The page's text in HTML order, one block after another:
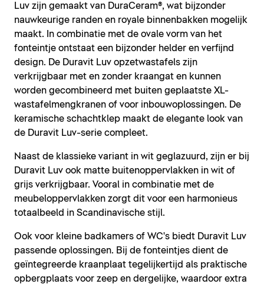
Luv zijn gemaakt van DuraCeram®, wat bijzonder
nauwkeurige randen en royale binnenbakken mogelijk
maakt. In combinatie met de ovale vorm van het
fonteintje ontstaat een bijzonder helder en verfijnd
design. De Duravit Luv opzetwastafels zijn
verkrijgbaar met en zonder kraangat en kunnen
worden gecombineerd met buiten geplaatste XL-
wastafelmengkranen of voor inbouwoplossingen. De
keramische schachtklep maakt de elegante look van
de Duravit Luv-serie compleet.
Naast de klassieke variant in wit geglazuurd, zijn er bij
Duravit Luv ook matte buitenoppervlakken in wit of
grijs verkrijgbaar. Vooral in combinatie met de
meubeloppervlakken zorgt dit voor een harmonieus
totaalbeeld in Scandinavische stijl.
Ook voor kleine badkamers of WC's biedt Duravit Luv
passende oplossingen. Bij de fonteintjes dient de
geïntegreerde kraanplaat tegelijkertijd als praktische
opbergplaats voor zeep en dergelijke, waardoor extra